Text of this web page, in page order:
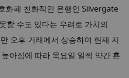
화폐 친화적인 은행인 Silvergate
할 수도 있다는 우려로 가치의
오후 거래에서 상승하여 현재 지
아짐에 따라 목요일 일찍 약간 흔